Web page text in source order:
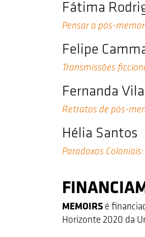
Fátima
Pensar a pós-
Felipe
Transmissões
Fernanda
Retratos de pós-
Hélia Santos
Paradoxos
MEMOIRS é
Horizonte 2020 da